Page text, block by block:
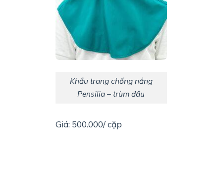
Khẩu trang chống nắng
Pensilia – trùm đầu
Giá: 500.000/ cặp